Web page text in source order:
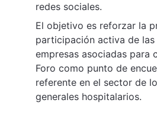
redes sociales.
El objetivo es reforzar la
participación activa de las
empresas asociadas para
Foro como punto de
referente en el sector de
generales hospitalarios.